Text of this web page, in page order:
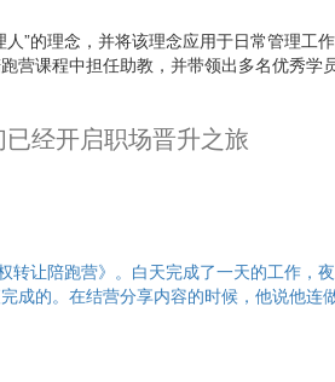
”的理念，并将该理念应用于日常管理工
营课程中担任助教，并带领出多名优秀学
经开启职场晋升之旅
让陪跑营》。白天完成了一天的工作，
的。在结营分享内容的时候，他说他